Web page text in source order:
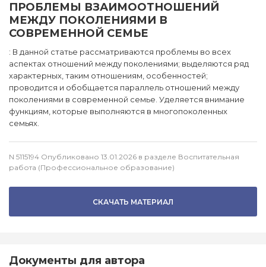
ПРОБЛЕМЫ ВЗАИМООТНОШЕНИЙ
МЕЖДУ ПОКОЛЕНИЯМИ В
СОВРЕМЕННОЙ СЕМЬЕ
: В данной статье рассматриваются проблемы во всех
аспектах отношений между поколениями; выделяются ряд
характерных, таким отношениям, особенностей;
проводится и обобщается параллель отношений между
поколениями в современной семье. Уделяется внимание
функциям, которые выполняются в многопоколенных
семьях.
N 5115194 Опубликовано 13.01.2026 в разделе Воспитательная
работа (Профессиональное образование)
СКАЧАТЬ МАТЕРИАЛ
Документы для автора